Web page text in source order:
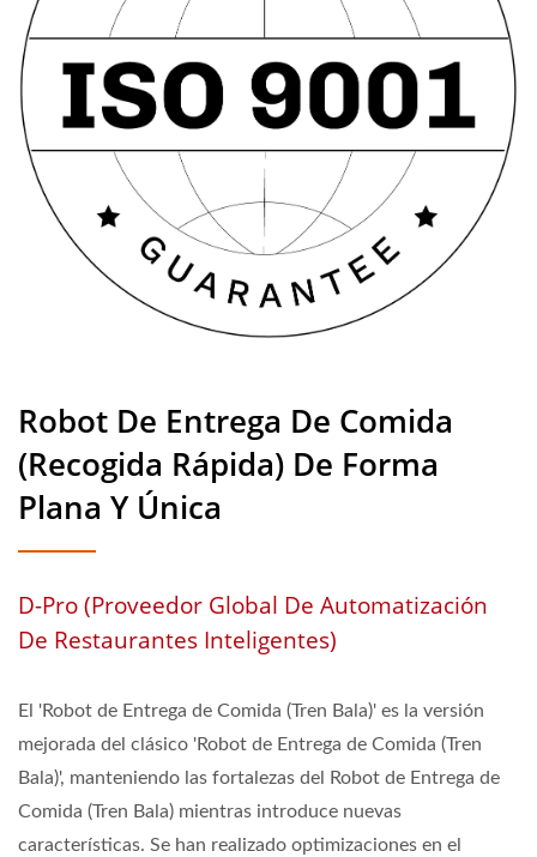
Mejora La Experiencia
Gastronómica, Ya Que Las
Luces Indicadoras En Ambos
Lados Del Vehículo Se
Iluminan Según La Dirección
De La Recogida De La
Comida Del Cliente,
Experiencia De Comida Más
Conveniente Al Momento De
La Entrega. | Fabricante De
Cintas Transportadoras De
Sushi Para Restaurantes Y
Comedores | Hong Chiang
Robot De Entrega De Comida
(Recogida Rápida) De Forma
Plana Y Única
D-Pro (Proveedor Global De Automatización
De Restaurantes Inteligentes)
El 'Robot de Entrega de Comida (Tren Bala)' es la versión
mejorada del clásico 'Robot de Entrega de Comida (Tren
Bala)', manteniendo las fortalezas del Robot de Entrega de
Comida (Tren Bala) mientras introduce nuevas
características. Se han realizado optimizaciones en el